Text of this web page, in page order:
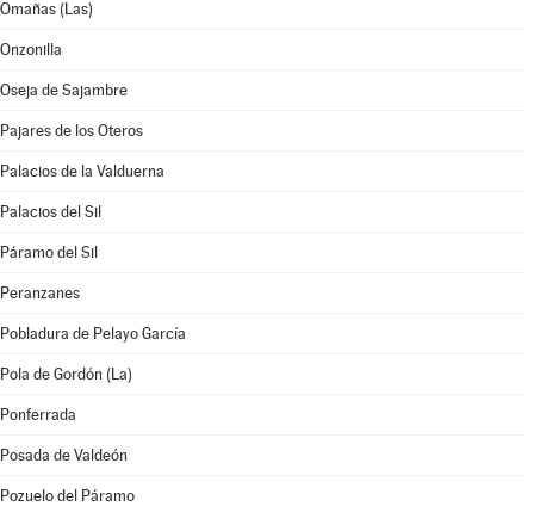
Omañas (Las)
Onzonilla
Oseja de Sajambre
Pajares de los Oteros
Palacios de la Valduerna
Palacios del Sil
Páramo del Sil
Peranzanes
Pobladura de Pelayo García
Pola de Gordón (La)
Ponferrada
Posada de Valdeón
Pozuelo del Páramo